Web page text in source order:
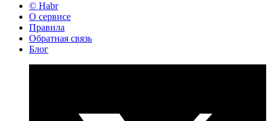
© Habr
О сервисе
Правила
Обратная связь
Блог